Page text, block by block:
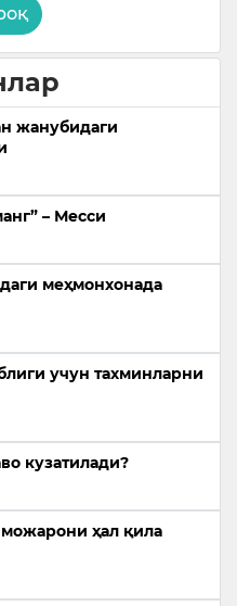
жанубидаги
– Месси
меҳмонхонада
учун тахминларни
кузатилади?
ҳал қила